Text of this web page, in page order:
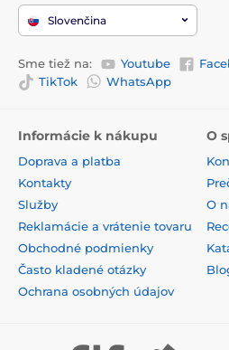
Slovenčina
Sme tiež na: Youtube
TikTok
WhatsApp
Informácie k nákupu
Doprava a platba
Kontakty
Služby
Reklamácie a vrátenie tovaru
Obchodné podmienky
Často kladené otázky
Ochrana osobných údajov
O
O